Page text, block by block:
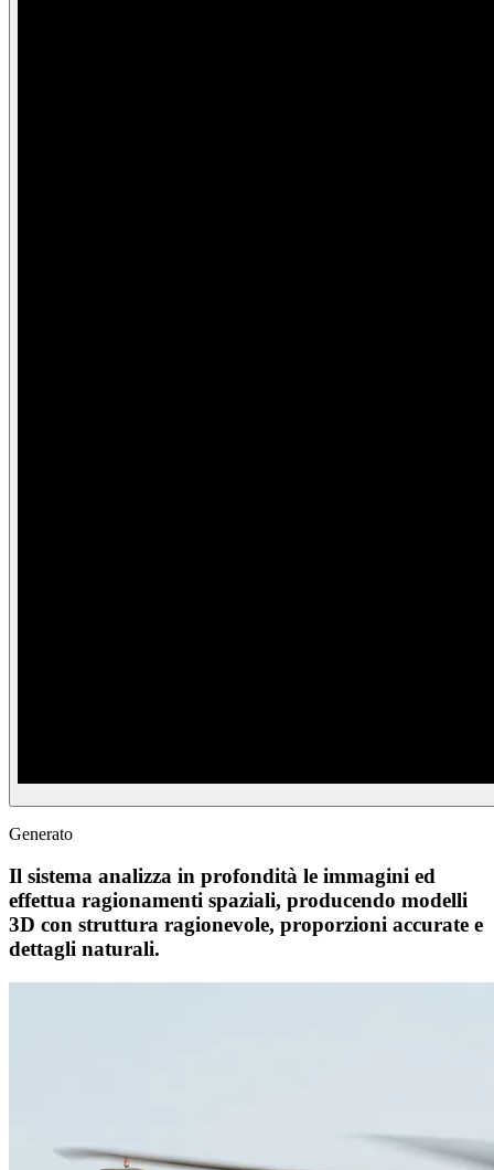
Generato
Il sistema analizza in profondità le immagini ed
effettua ragionamenti spaziali, producendo modelli
3D con struttura ragionevole, proporzioni accurate e
dettagli naturali.